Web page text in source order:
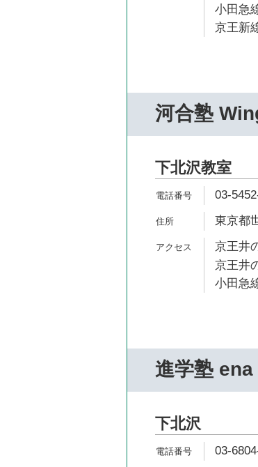
小田急
京王新
河合塾
下北沢教室
03-
東京都
京王井
京王井
小田急
進学塾 ena
下北沢
03-